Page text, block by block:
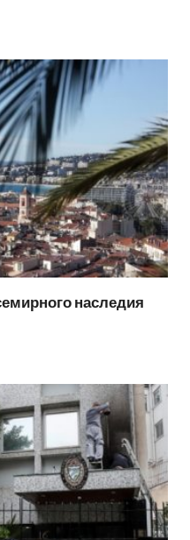
наследия